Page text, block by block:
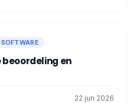
beoordeling en
22 jun 2026